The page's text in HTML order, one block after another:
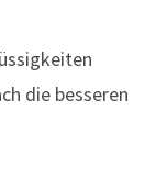
die besseren